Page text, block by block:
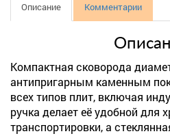
Описание Комментарии
Компактная сковорода
антипригарным каменным
всех типов плит, включая
ручка делает её удобной для
транспортировки, а